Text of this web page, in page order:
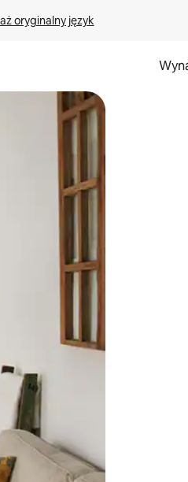
oryginalny język
je za pomocą gestów